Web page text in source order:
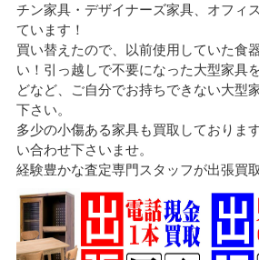
チン家具・デザイナーズ家具、オフィ
ています！
買い替えたので、以前使用していた食
い！引っ越しで不要になった大型家具
どなど、ご自分でお持ちできない大型
下さい。
多少の小傷ある家具も買取しておりま
い合わせ下さいませ。
経験豊かな査定専門スタッフが出張買